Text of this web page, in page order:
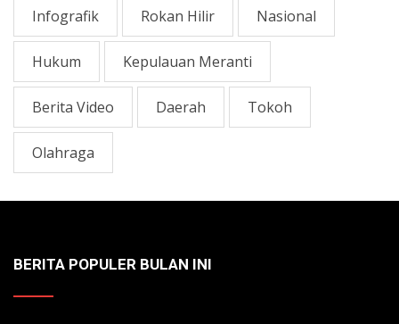
Infografik Rokan Hilir Nasional
Hukum Kepulauan Meranti
Berita Video Daerah Tokoh
Olahraga
BERITA POPULER BULAN INI